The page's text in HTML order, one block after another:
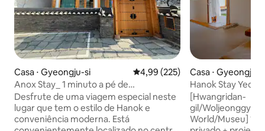
Casa ⋅ Gyeongju-si 4,99 de uma avaliação média de
4,99 (225)
Anox Stay_ 1 minuto a pé de
Hwangnidan-gil, casa privada com
jacuzzi
Desfrute de uma viagem especial neste
lugar que tem o estilo de Hanok e
conveniência moderna. Está
Casa ⋅ Gyeongju-
Hanok Stay
jardim · Projetor
para famílias e
[Hwangridan-
gil/Woljeonggyo/
World/Museu]